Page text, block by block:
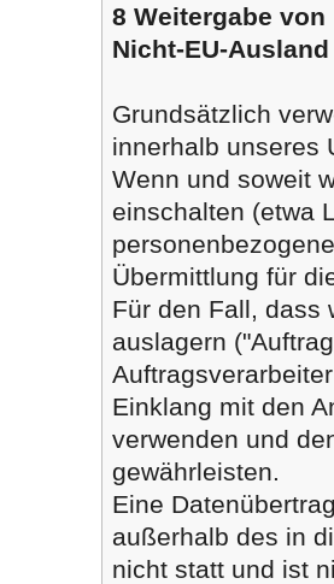
8 Weitergabe
Nicht-EU-Ausland
Grundsätzlich
innerhalb unseres
Wenn und soweit
einschalten (etwa
Übermittlung für
Für den Fall, dass
auslagern
Einklang mit den
verwenden und
gewährleisten.
Eine
außerhalb des in
nicht statt und ist